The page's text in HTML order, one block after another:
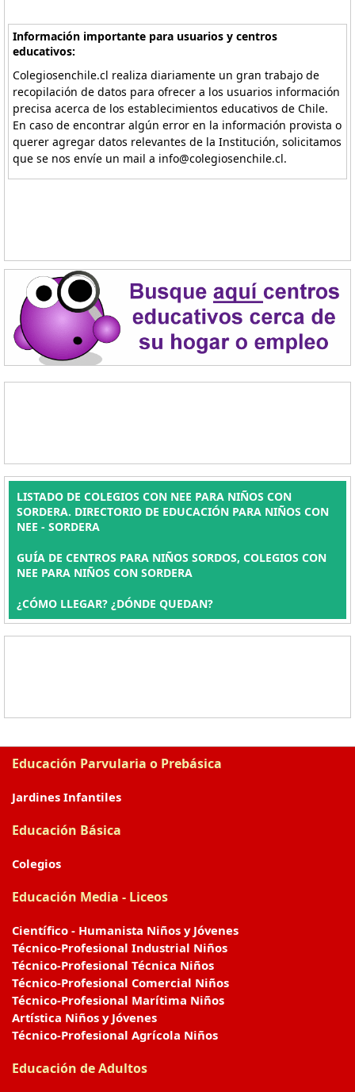
Información importante para usuarios y centros
educativos:
Colegiosenchile.cl realiza diariamente un gran trabajo de
recopilación de datos para ofrecer a los usuarios información
precisa acerca de los establecimientos educativos de Chile.
En caso de encontrar algún error en la información provista o
querer agregar datos relevantes de la Institución, solicitamos
que se nos envíe un mail a info@colegiosenchile.cl.
LISTADO DE COLEGIOS CON NEE PARA NIÑOS CON
SORDERA. DIRECTORIO DE EDUCACIÓN PARA NIÑOS CON
NEE - SORDERA
GUÍA DE CENTROS PARA NIÑOS SORDOS, COLEGIOS CON
NEE PARA NIÑOS CON SORDERA
¿CÓMO LLEGAR? ¿DÓNDE QUEDAN?
Educación Parvularia o Prebásica
Jardines Infantiles
Educación Básica
Colegios
Educación Media - Liceos
Científico - Humanista Niños y Jóvenes
Técnico-Profesional Industrial Niños
Técnico-Profesional Técnica Niños
Técnico-Profesional Comercial Niños
Técnico-Profesional Marítima Niños
Artística Niños y Jóvenes
Técnico-Profesional Agrícola Niños
Educación de Adultos